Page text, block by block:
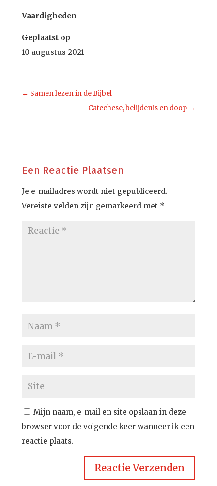
Vaardigheden
Geplaatst op
10 augustus 2021
← Samen lezen in de Bijbel
Catechese, belijdenis en doop →
Een Reactie Plaatsen
Je e-mailadres wordt niet gepubliceerd.
Vereiste velden zijn gemarkeerd met *
Mijn naam, e-mail en site opslaan in deze
browser voor de volgende keer wanneer ik een
reactie plaats.